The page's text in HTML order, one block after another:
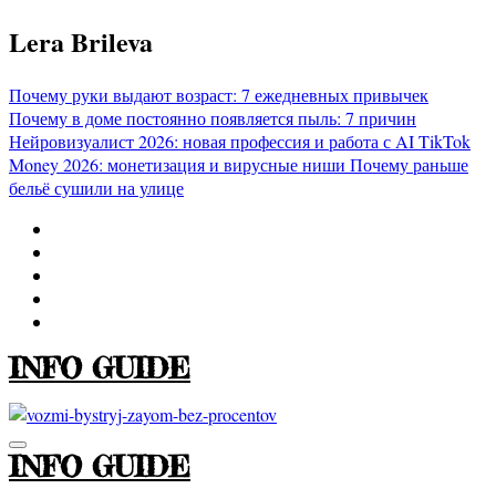
Перейти
к
Lera Brileva
Почему руки выдают возраст: 7 ежедневных привычек
Почему в доме постоянно появляется пыль: 7 причин
Нейровизуалист 2026: новая профессия и работа с AITikTok
Money 2026: монетизация и вирусные ниши Почему раньше
бельё сушили на улице
INFO GUIDE
INFO GUIDE